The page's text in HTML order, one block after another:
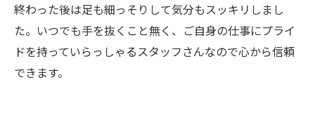
終わった後は足も細っそりして気分もスッキリしまし
た。いつでも手を抜くこと無く、ご自身の仕事にプライ
ドを持っていらっしゃるスタッフさんなので心から信頼
できます。